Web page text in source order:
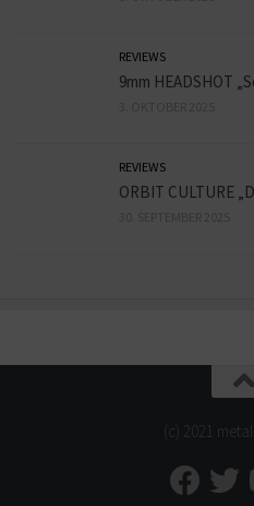
REVIEWS
9mm HEADSHOT
REVIEWS
ORBIT CULTURE
(c) 2021